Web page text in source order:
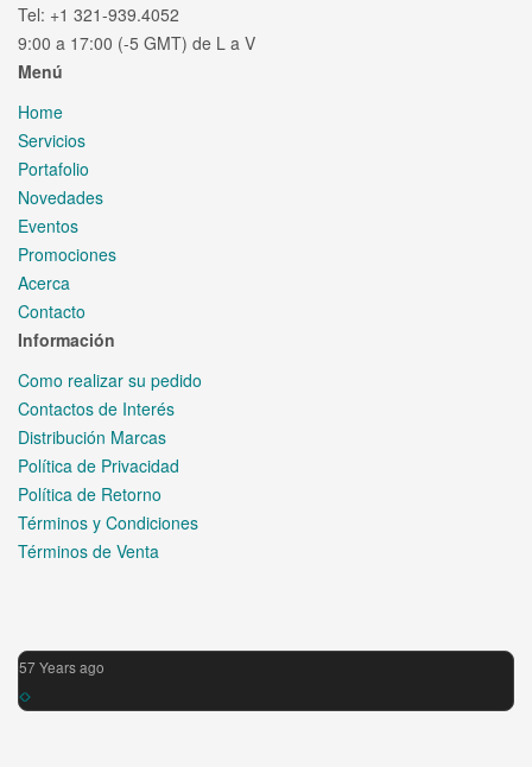
Tel: +1 321-939.4052
9:00 a 17:00 (-5 GMT) de L a V
Menú
Home
Servicios
Portafolio
Novedades
Eventos
Promociones
Acerca
Contacto
Información
Como realizar su pedido
Contactos de Interés
Distribución Marcas
Política de Privacidad
Política de Retorno
Términos y Condiciones
Términos de Venta
57 Years ago